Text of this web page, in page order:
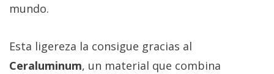
mundo.
Esta ligereza la consigue gracias al
Ceraluminum, un material que combina